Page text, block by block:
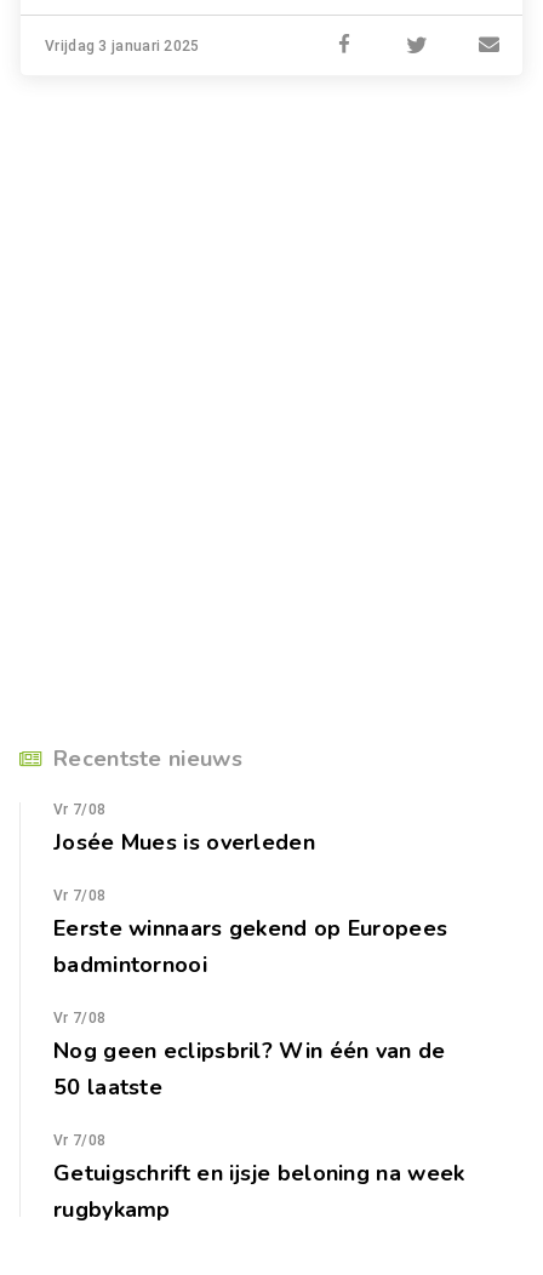
Vrijdag 3 januari 2025
Recentste nieuws
Vr 7/08
Josée Mues is overleden
Vr 7/08
Eerste winnaars gekend op Europees
badmintornooi
Vr 7/08
Nog geen eclipsbril? Win één van de
50 laatste
Vr 7/08
Getuigschrift en ijsje beloning na week
rugbykamp